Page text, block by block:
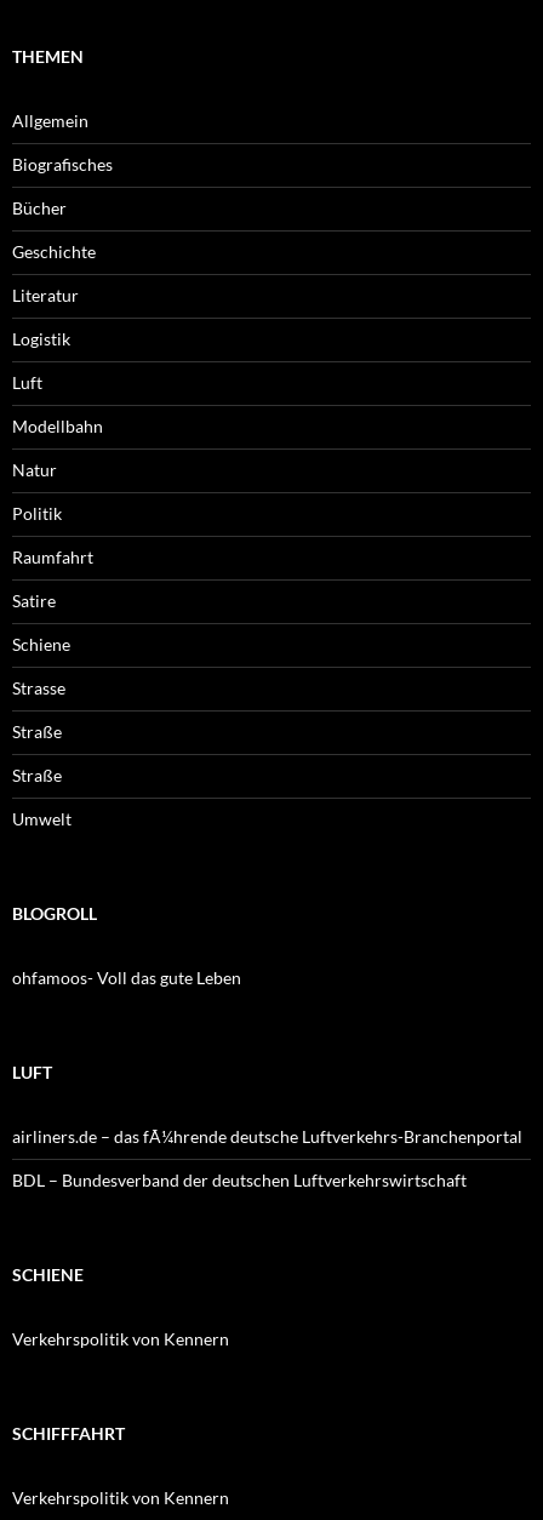
THEMEN
Allgemein
Biografisches
Bücher
Geschichte
Literatur
Logistik
Luft
Modellbahn
Natur
Politik
Raumfahrt
Satire
Schiene
Strasse
Straße
Straße
Umwelt
BLOGROLL
ohfamoos- Voll das gute Leben
LUFT
airliners.de – das fÃ¼hrende deutsche Luftverkehrs-Branchenportal
BDL – Bundesverband der deutschen Luftverkehrswirtschaft
SCHIENE
Verkehrspolitik von Kennern
SCHIFFFAHRT
Verkehrspolitik von Kennern